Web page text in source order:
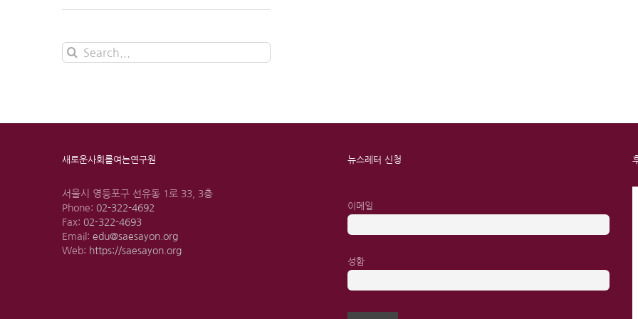
Search
for:
새로운사회를여는연구원
서울시 영등포구 선유동 1로 33, 3층
Phone: 02-322-4692
Fax: 02-322-4693
Email: edu@saesayon.org
Web: https://saesayon.org
뉴스레터 신청
이메일
성함